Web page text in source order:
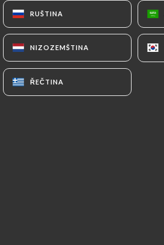
RUŠTINA
NIZOZEMŠTINA
ŘEČTINA
RUŠTINA
NIZOZEMŠTINA
ŘEČTINA